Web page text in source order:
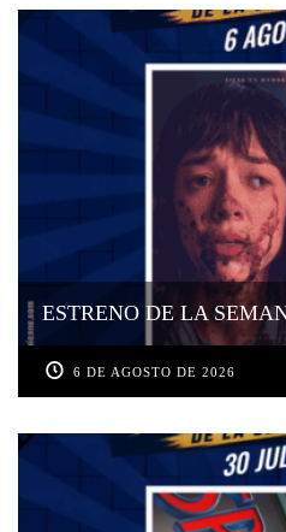
ESTRENO DE LA
6 DE AGOSTO DE 2026